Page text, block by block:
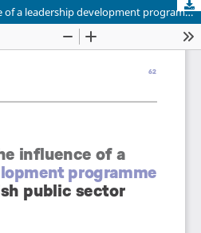
Investigating the influence of a leadership development programme within the Danish public sector